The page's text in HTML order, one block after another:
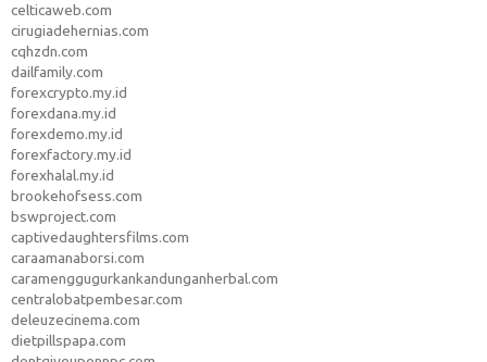
celticaweb.com
cirugiadehernias.com
cqhzdn.com
dailfamily.com
forexcrypto.my.id
forexdana.my.id
forexdemo.my.id
forexfactory.my.id
forexhalal.my.id
brookehofsess.com
bswproject.com
captivedaughtersfilms.com
caraamanaborsi.com
caramenggugurkankandunganherbal.com
centralobatpembesar.com
deleuzecinema.com
dietpillspapa.com